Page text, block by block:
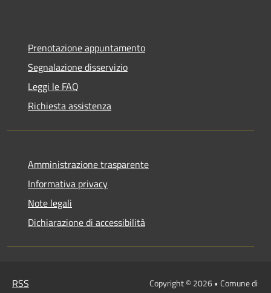
Prenotazione appuntamento
Segnalazione disservizio
Leggi le FAQ
Richiesta assistenza
Amministrazione trasparente
Informativa privacy
Note legali
Dichiarazione di accessibilità
RSS
Copyright © 2026 • Comune di